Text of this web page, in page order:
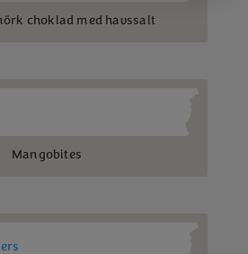
choklad med havssalt
Mangobites